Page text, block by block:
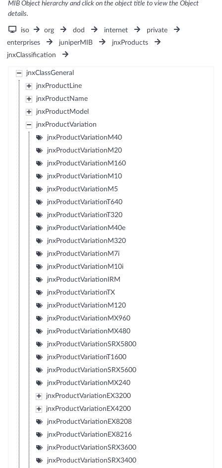
MIB Object hierarchy and click on the object title to view the Object
details.
iso org dod internet
private
enterprises
juniperMIB
jnxProducts
jnxClassification
jnxClassGeneral
jnxProductLine
jnxProductName
jnxProductModel
jnxProductVariation
jnxProductVariationM40
jnxProductVariationM20
jnxProductVariationM160
jnxProductVariationM10
jnxProductVariationM5
jnxProductVariationT640
jnxProductVariationT320
jnxProductVariationM40e
jnxProductVariationM320
jnxProductVariationM7i
jnxProductVariationM10i
jnxProductVariationIRM
jnxProductVariationTX
jnxProductVariationM120
jnxProductVariationMX960
jnxProductVariationMX480
jnxProductVariationSRX5800
jnxProductVariationT1600
jnxProductVariationSRX5600
jnxProductVariationMX240
jnxProductVariationEX3200
jnxProductVariationEX4200
jnxProductVariationEX8208
jnxProductVariationEX8216
jnxProductVariationSRX3600
jnxProductVariationSRX3400